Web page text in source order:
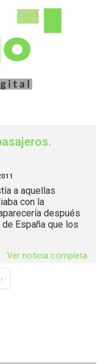
.
a aquellas
con la
después
España que los
Ver noticia completa
›